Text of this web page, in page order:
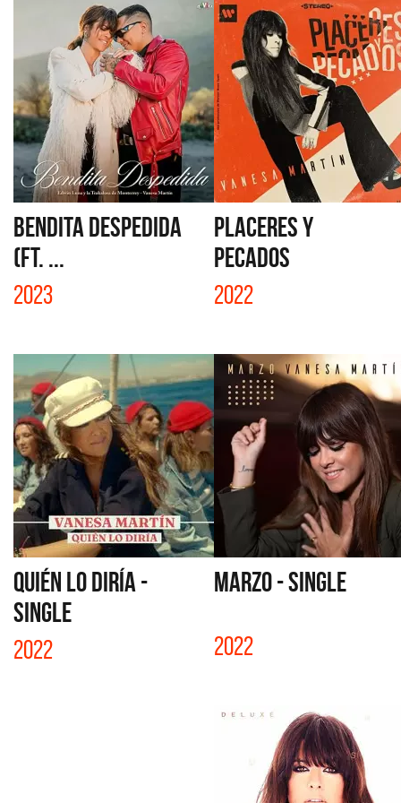
BENDITA DESPEDIDA
(FT. ...
2023
PLACERES Y
PECADOS
2022
QUIÉN LO DIRÍA -
SINGLE
2022
MARZO - SINGLE
2022